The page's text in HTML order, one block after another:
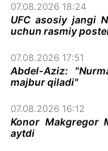
07.08.2026 18:24
UFC asosiy jangi
uchun rasmiy
07.08.2026 17:51
Abdel-Aziz:
majbur qiladi"
07.08.2026 16:12
Konor Makgregor
aytdi